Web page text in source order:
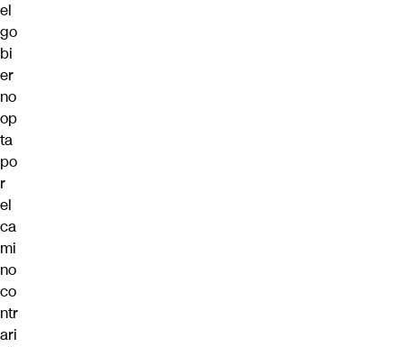
el
go
bi
er
no
op
ta
po
r
el
ca
mi
no
co
ntr
ari